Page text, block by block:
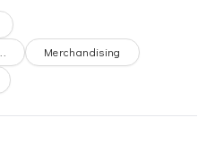
Merchandising